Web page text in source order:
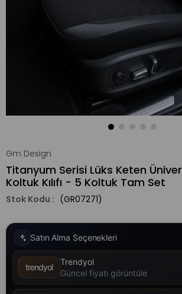
Gm Design
Titanyum Serisi Lüks Keten
Koltuk Kılıfı - 5 Koltuk Tam Set
(GR07271)
Satın Alma Seçenekleri
trendyol
Trendyol
Güncel fiyatı görüntüle